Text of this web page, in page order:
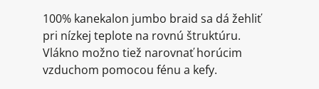
100% kanekalon jumbo braid sa dá žehliť
pri nízkej teplote na rovnú štruktúru.
Vlákno možno tiež narovnať horúcim
vzduchom pomocou fénu a kefy.